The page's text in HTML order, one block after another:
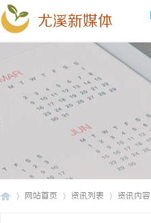
尤溪新媒体
网站首页 资讯列表 资讯内容